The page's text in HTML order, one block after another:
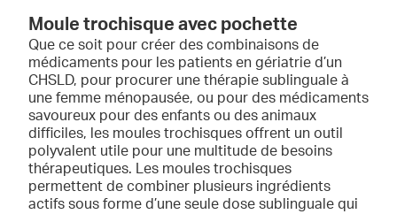
Moule trochisque avec pochette
Que ce soit pour créer des combinaisons de
médicaments pour les patients en gériatrie d’un
CHSLD, pour procurer une thérapie sublinguale à
une femme ménopausée, ou pour des médicaments
savoureux pour des enfants ou des animaux
difficiles, les moules trochisques offrent un outil
polyvalent utile pour une multitude de besoins
thérapeutiques. Les moules trochisques
permettent de combiner plusieurs ingrédients
actifs sous forme d’une seule dose sublinguale qui